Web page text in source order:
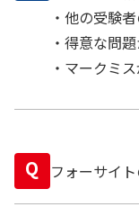
・他の受験
・得意な問
・マークミ
Q フォーサイ